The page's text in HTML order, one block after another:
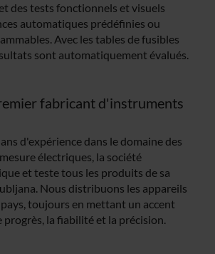
des tests fonctionnels et visuels
automatiques prédéfinies ou
Avec les tables de fusibles
sont automatiquement évalués.
fabricant d'instruments
d'expérience dans le domaine des
électriques, la société
et teste tous les produits de sa
Nous distribuons les appareils
toujours en mettant un accent
la fiabilité et la précision.